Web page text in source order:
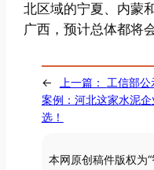
北区域的宁夏、内蒙
广西，预计总体都将
← 上一篇： 工信部公
案例：河北这家水泥企
选！
本网原创稿件版权为